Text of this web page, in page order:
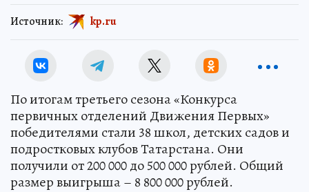
Источник: kp.ru
По итогам третьего сезона «Конкурса
первичных отделений Движения Первых»
победителями стали 38 школ, детских садов и
подростковых клубов Татарстана. Они
получили от 200 000 до 500 000 рублей. Общий
размер выигрыша – 8 800 000 рублей.